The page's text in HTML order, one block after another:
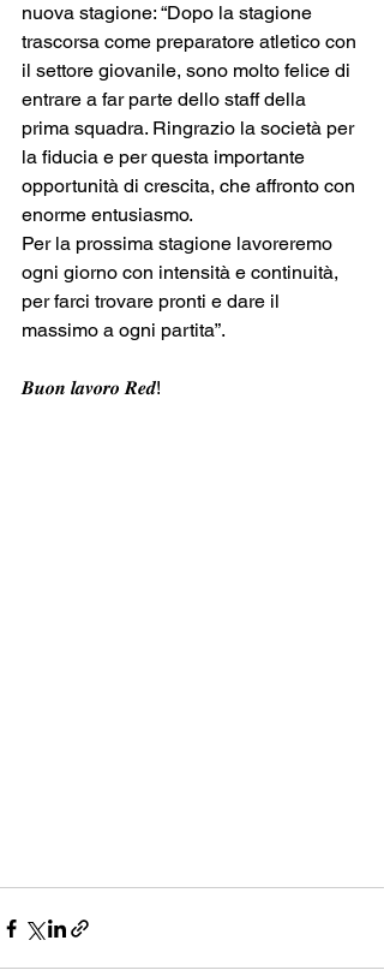
nuova stagione: “Dopo la stagione
trascorsa come preparatore atletico con
il settore giovanile, sono molto felice di
entrare a far parte dello staff della
prima squadra. Ringrazio la società per
la fiducia e per questa importante
opportunità di crescita, che affronto con
enorme entusiasmo.
Per la prossima stagione lavoreremo
ogni giorno con intensità e continuità,
per farci trovare pronti e dare il
massimo a ogni partita”.
𝑩𝒖𝒐𝒏 𝒍𝒂𝒗𝒐𝒓𝒐 𝑹𝒆𝒅!